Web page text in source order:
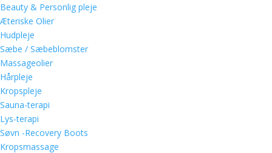
Beauty & Personlig pleje
Æteriske Olier
Hudpleje
Sæbe / Sæbeblomster
Massageolier
Hårpleje
Kropspleje
Sauna-terapi
Lys-terapi
Søvn -Recovery Boots
Kropsmassage